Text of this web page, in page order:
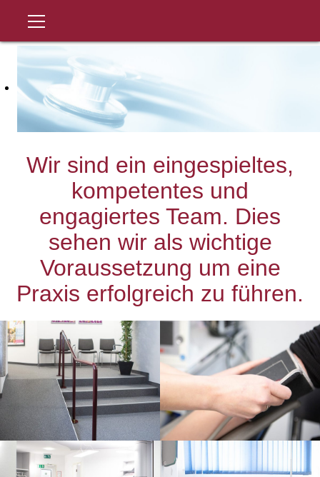
Wir sind ein eingespieltes,
kompetentes und
engagiertes Team. Dies
sehen wir als wichtige
Voraussetzung um eine
Praxis erfolgreich zu führen.